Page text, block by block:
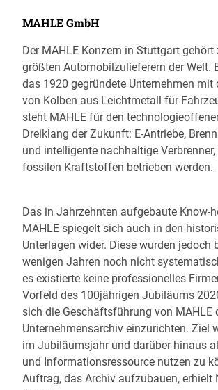
MAHLE GmbH
Der MAHLE Konzern in Stuttgart gehört
größten Automobilzulieferern der Welt.
das 1920 gegründete Unternehmen mit
von Kolben aus Leichtmetall für
steht MAHLE für den
Dreiklang der Zukunft: E-Antriebe,
und intelligente nachhaltige
fossilen Kraftstoffen betrieben werden.
Das in Jahrzehnten aufgebaute Know-
MAHLE spiegelt sich auch in den
Unterlagen wider. Diese wurden jedoch
wenigen Jahren noch nicht
es existierte keine professionelles
Vorfeld des 100jährigen Jubiläums
sich die Geschäftsführung von MAHLE
Unternehmensarchiv einzurichten. Ziel
im Jubiläumsjahr und darüber hinaus
und Informationsressource nutzen zu
Auftrag, das Archiv aufzubauen, erhielt